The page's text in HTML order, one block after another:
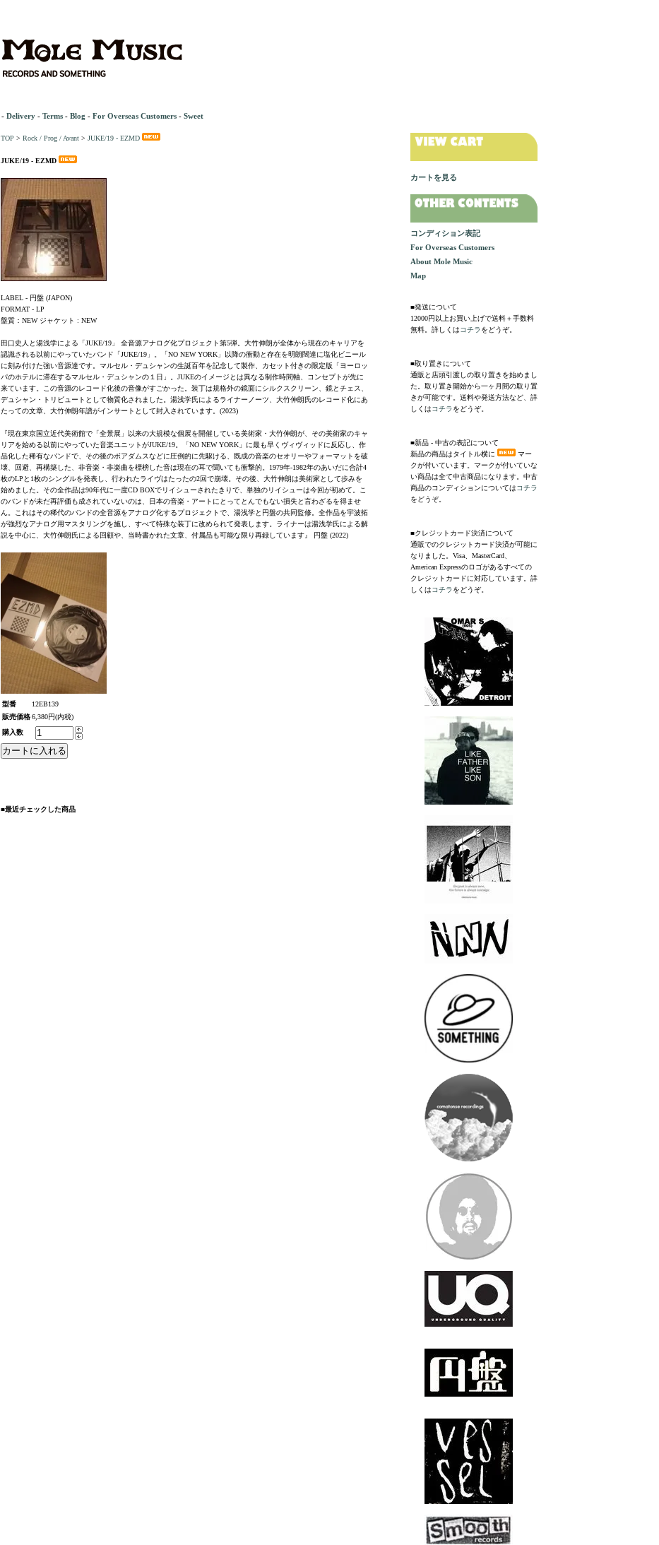
- Delivery - Terms - Blog - For Overseas Customers - Sweet
TOP > Rock / Prog / Avant > JUKE/19 - EZMD
JUKE/19 - EZMD
LABEL - 円盤 (JAPON)
FORMAT - LP
盤質：NEW ジャケット : NEW
田口史人と湯浅学による「JUKE/19」 全音源アナログ化プロジェクト第5弾。大竹伸朗が全体から現在のキャリアを
認識される以前にやっていたバンド「JUKE/19」。「NO NEW YORK」以降の衝動と存在を明朗闊達に塩化ビニール
に刻み付けた強い音源達です。マルセル・デュシャンの生誕百年を記念して製作、カセット付きの限定版「ヨーロッ
パのホテルに滞在するマルセル・デュシャンの１日」。JUKEのイメージとは異なる制作時間軸、コンセプトが先に
来ています。この音源のレコード化後の音像がすごかった。装丁は規格外の鏡面にシルクスクリーン、鏡とチェス、
デュシャン・トリビュートとして物質化されました。湯浅学氏によるライナーノーツ、大竹伸朗氏のレコード化にあ
たっての文章、大竹伸朗年譜がインサートとして封入されています。(2023)
『現在東京国立近代美術館で「全景展」以来の大規模な個展を開催している美術家・大竹伸朗が、その美術家のキャ
リアを始める以前にやっていた音楽ユニットがJUKE/19。「NO NEW YORK」に最も早くヴィヴィッドに反応し、作
品化した稀有なバンドで、その後のボアダムスなどに圧倒的に先駆ける、既成の音楽のセオリーやフォーマットを破
壊、回避、再構築した、非音楽・非楽曲を標榜した音は現在の耳で聞いても衝撃的。1979年-1982年のあいだに合計4
枚のLPと1枚のシングルを発表し、行われたライヴはたったの2回で崩壊。その後、大竹伸朗は美術家として歩みを
始めました。その全作品は90年代に一度CD BOXでリイシューされたきりで、単独のリイシューは今回が初めて。こ
のバンドが未だ再評価も成されていないのは、日本の音楽・アートにとってとんでもない損失と言わざるを得ませ
ん。これはその稀代のバンドの全音源をアナログ化するプロジェクトで、湯浅学と円盤の共同監修。全作品を宇波拓
が強烈なアナログ用マスタリングを施し、すべて特殊な装丁に改められて発表します。ライナーは湯浅学氏による解
説を中心に、大竹伸朗氏による回顧や、当時書かれた文章、付属品も可能な限り再録しています』 円盤 (2022)
型番
12EB139
販売価格6,380円(内税)
購入数
■最近チェックした商品
カートを見る
コンディション表記
For Overseas Customers
About Mole Music
Map
■発送について
12000円以上お買い上げで送料＋手数料
無料。詳しくはコチラをどうぞ。
■取り置きについて
通販と店頭引渡しの取り置きを始めまし
た。取り置き開始から一ヶ月間の取り置
きが可能です。送料や発送方法など、詳
しくはコチラをどうぞ。
■新品 - 中古の表記について
新品の商品はタイトル横に
マー
クが付いています。マークが付いていな
い商品は全て中古商品になります。中古
商品のコンディションについてはコチラ
をどうぞ。
■クレジットカード決済について
通販でのクレジットカード決済が可能に
なりました。Visa、MasterCard、
American Expressのロゴがあるすべての
クレジットカードに対応しています。詳
しくはコチラをどうぞ。